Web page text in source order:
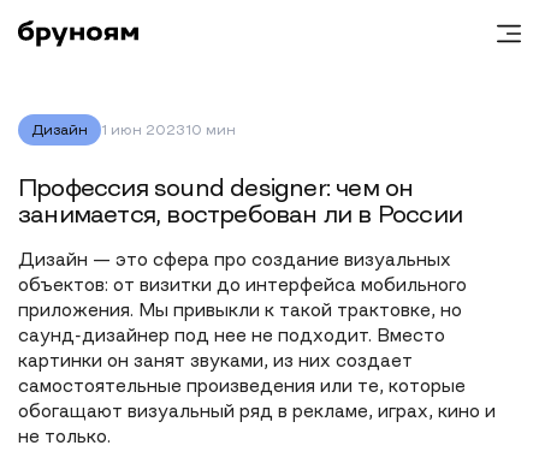
Дизайн 1 июн 202310 мин
Профессия sound designer: чем он
занимается, востребован ли в России
Дизайн — это сфера про создание визуальных
объектов: от визитки до интерфейса мобильного
приложения. Мы привыкли к такой трактовке, но
саунд-дизайнер под нее не подходит. Вместо
картинки он занят звуками, из них создает
самостоятельные произведения или те, которые
обогащают визуальный ряд в рекламе, играх, кино и
не только.